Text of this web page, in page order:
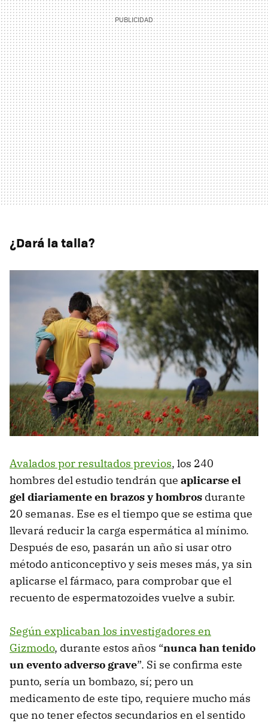
¿Dará la talla?
Avalados por resultados previos, los 240
hombres del estudio tendrán que aplicarse el
gel diariamente en brazos y hombros durante
20 semanas. Ese es el tiempo que se estima que
llevará reducir la carga espermática al mínimo.
Después de eso, pasarán un año si usar otro
método anticonceptivo y seis meses más, ya sin
aplicarse el fármaco, para comprobar que el
recuento de espermatozoides vuelve a subir.
Según explicaban los investigadores en
Gizmodo, durante estos años “nunca han tenido
un evento adverso grave”. Si se confirma este
punto, sería un bombazo, sí; pero un
medicamento de este tipo, requiere mucho más
que no tener efectos secundarios en el sentido